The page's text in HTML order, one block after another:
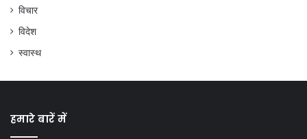
विचार
विदेश
स्वास्थ
हमारे बारें में